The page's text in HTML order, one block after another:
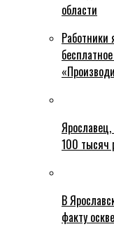
области
Работники
100 тысяч
В
факту